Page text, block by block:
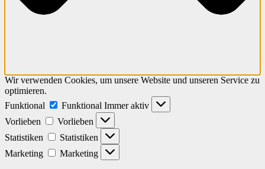
Wir verwenden Cookies, um unsere Website und unseren Service zu
optimieren.
Funktional
Funktional Immer aktiv
Vorlieben
Vorlieben
Statistiken
Statistiken
Marketing
Marketing